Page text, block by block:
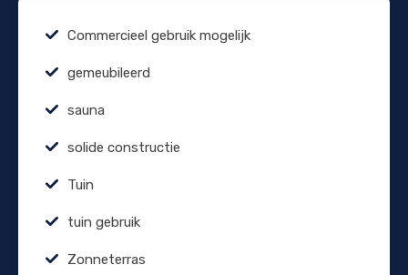
Commercieel gebruik mogelijk
gemeubileerd
sauna
solide constructie
Tuin
tuin gebruik
Zonneterras